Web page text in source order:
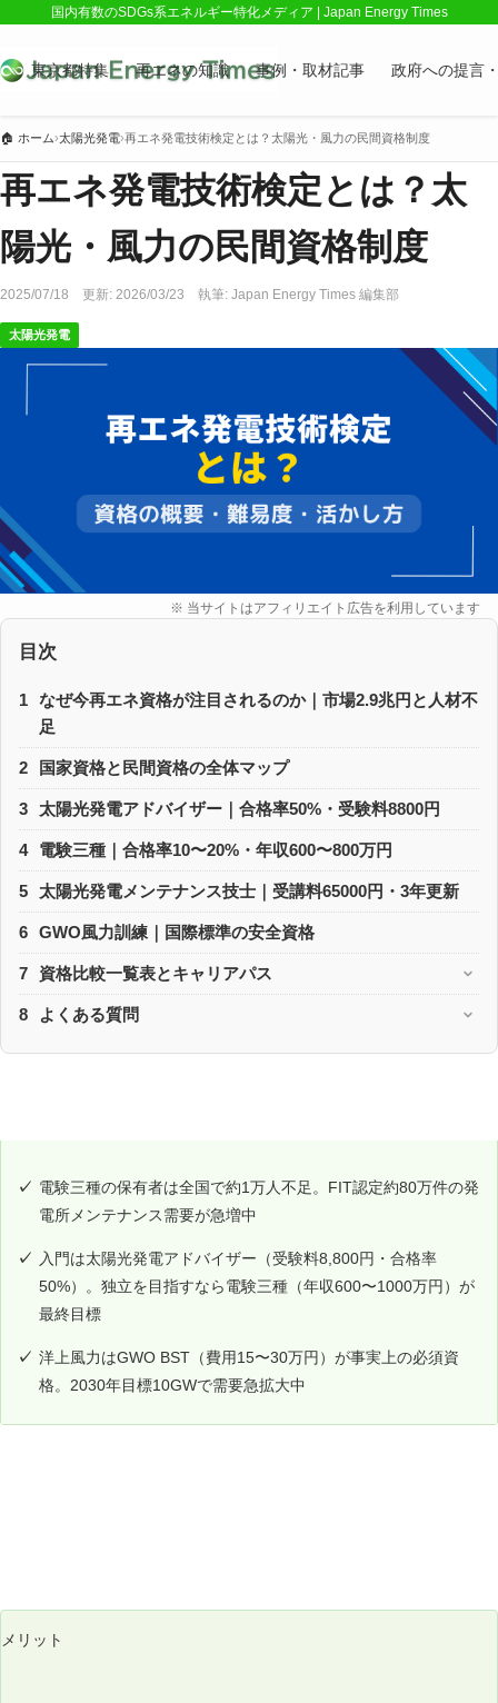
国内有数のSDGs系エネルギー特化メディア | Japan Energy Times
東京都特集 再エネの知識 事例・取材記事 政府への提言
🏠 ホーム›太陽光発電›再エネ発電技術検定とは？太陽光・風力の民間資格制度
再エネ発電技術検定とは？太
陽光・風力の民間資格制度
2025/07/18 更新: 2026/03/23 執筆: Japan Energy Times 編集部
太陽光発電
※ 当サイトはアフィリエイト広告を利用しています
目次
1 なぜ今再エネ資格が注目されるのか｜市場2.9兆円と人材不
足
2 国家資格と民間資格の全体マップ
3 太陽光発電アドバイザー｜合格率50%・受験料8800円
4 電験三種｜合格率10〜20%・年収600〜800万円
5 太陽光発電メンテナンス技士｜受講料65000円・3年更新
6 GWO風力訓練｜国際標準の安全資格
7 資格比較一覧表とキャリアパス
8 よくある質問
電験三種の保有者は全国で約1万人不足。FIT認定約80万件の発
電所メンテナンス需要が急増中
入門は太陽光発電アドバイザー（受験料8,800円・合格率
50%）。独立を目指すなら電験三種（年収600〜1000万円）が
最終目標
洋上風力はGWO BST（費用15〜30万円）が事実上の必須資
格。2030年目標10GWで需要急拡大中
メリット